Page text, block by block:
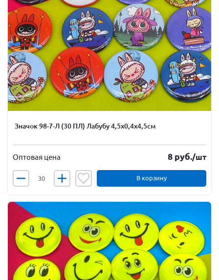
Значок 98-7-Л (30 ПЛ) Лабубу 4,5х0,4х4,5см
Оптовая цена 8 руб./шт
В корзину